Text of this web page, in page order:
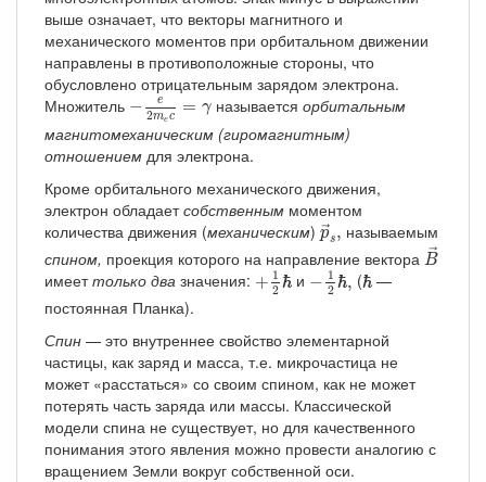
выше означает, что векторы магнитного и
механического моментов при орбитальном движении
направлены в противоположные стороны, что
обусловлено отрицательным зарядом электрона.
Множитель − e
2mec
= γ
− e2mec=γназываетсяорбитальным
магнитомеханическим (гиромагнитным)
отношением для электрона.
Кроме орбитального механического движения,
электрон обладаетсобственным моментом
количества движения (механическим) →
ps,
p→s,
называемым
спином, проекция которого на направление вектора →
B
B→
имееттолько два значения: + 1
2 ℏ
+12ℏи − 1
2 ℏ,
−12ℏ,(ℏ
ℏ —
постоянная Планка).
Спин — это внутреннее свойство элементарной
частицы, как заряд и масса, т.е. микрочастица не
может «расстаться» со своим спином, как не может
потерять часть заряда или массы. Классической
модели спина не существует, но для качественного
понимания этого явления можно провести аналогию с
вращением Земли вокруг собственной оси.